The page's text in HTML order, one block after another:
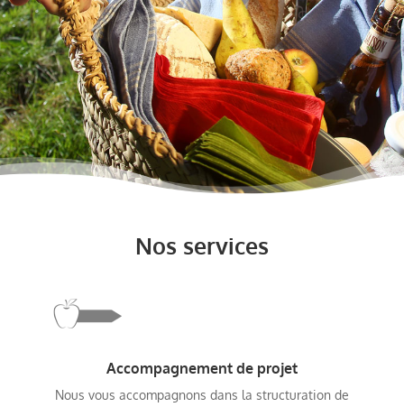
Nos services
Accompagnement de projet
Nous vous accompagnons dans la structuration de